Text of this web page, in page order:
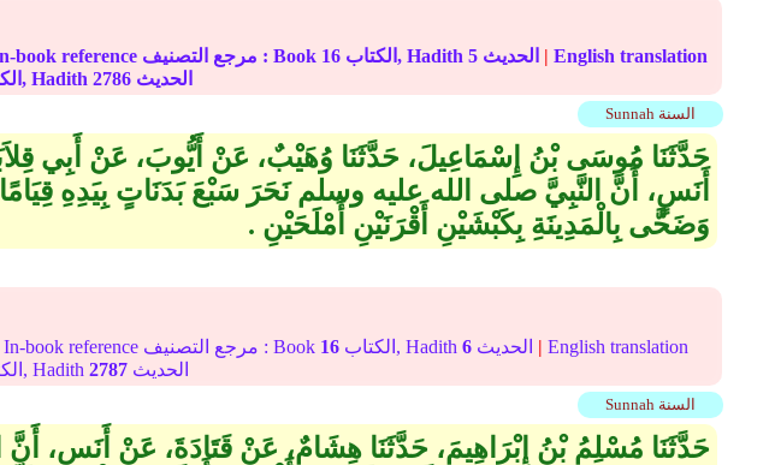
In-book reference مرجع التصنيف : Book 16 الكتاب, Hadith 5 | English translation
الكتاب, Hadith 2786 الحديث
Sunnah السنة
حَدَّثَنَا مُوسَى بْنُ إِسْمَاعِيلَ، حَدَّثَنَا وُهَيْبٌ، عَنْ أَيُّوبَ، عَنْ أَبِي
أَنَسٍ، أَنَّ النَّبِيَّ صلى الله عليه وسلم نَحَرَ سَبْعَ بَدَنَاتٍ بِيَدِهِ قِيَامًا
وَضَحَّى بِالْمَدِينَةِ بِكَبْشَيْنِ أَقْرَنَيْنِ أَمْلَحَيْنِ ‏.‏
In-book reference مرجع التصنيف : Book 16 الكتاب, Hadith 6 | English translation
الكتاب, Hadith 2787 الحديث
Sunnah السنة
حَدَّثَنَا مُسْلِمُ بْنُ إِبْرَاهِيمَ، حَدَّثَنَا هِشَامٌ، عَنْ قَتَادَةَ، عَنْ أَنَسٍ، أَنَّ